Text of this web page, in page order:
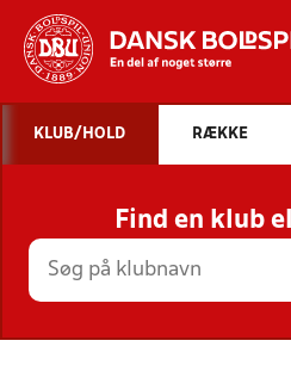
STILLINGER,
KLUB/HOLD RÆKKE
Find en klub